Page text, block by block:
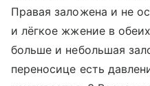
Правая заложена и не
и лёгкое жжение в
больше и небольшая
переносице есть